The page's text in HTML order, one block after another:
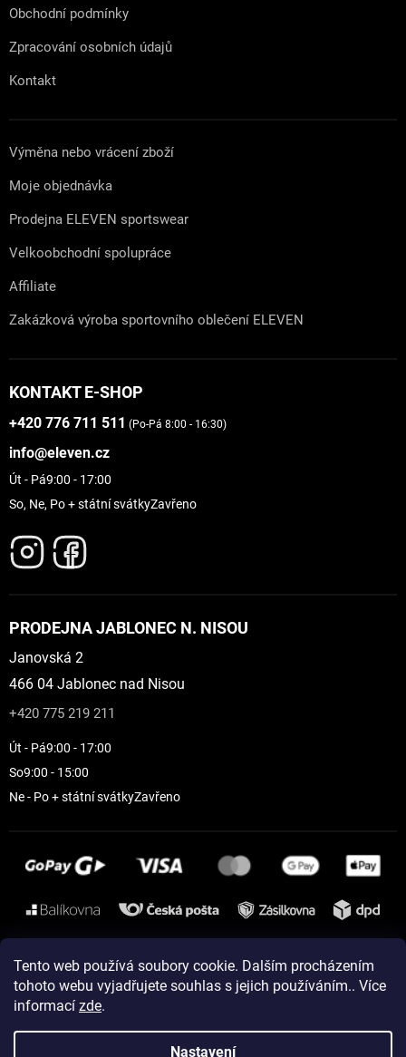
Tento web používá soubory cookie. Dalším procházením
tohoto webu vyjadřujete souhlas s jejich používáním.. Více
informací zde.
Nastavení
Obchodní podmínky
Zpracování osobních údajů
Kontakt
Výměna nebo vrácení zboží
Moje objednávka
Prodejna ELEVEN sportswear
Velkoobchodní spolupráce
Affiliate
Zakázková výroba sportovního oblečení ELEVEN
KONTAKT E-SHOP
+420 776 711 511 (Po-Pá 8:00 - 16:30)
info@eleven.cz
Út - Pá9:00 - 17:00
So, Ne, Po + státní svátkyZavřeno
PRODEJNA JABLONEC N. NISOU
Janovská 2
466 04 Jablonec nad Nisou
+420 775 219 211
Út - Pá9:00 - 17:00
So9:00 - 15:00
Ne - Po + státní svátkyZavřeno
Instagram
Vytvořil Shoptet